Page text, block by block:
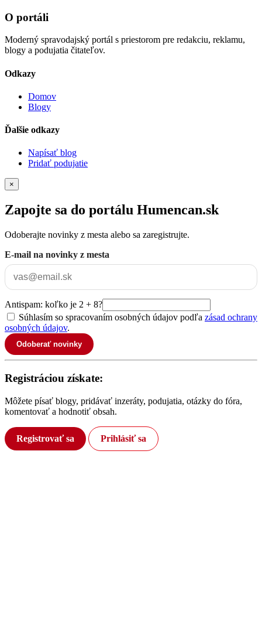
O portáli
Moderný spravodajský portál s priestorom pre redakciu, reklamu,
blogy a podujatia čitateľov.
Odkazy
Domov
Blogy
Ďalšie odkazy
Napísať blog
Pridať podujatie
×
Zapojte sa do portálu Humencan.sk
Odoberajte novinky z mesta alebo sa zaregistrujte.
E-mail na novinky z mesta
Antispam: koľko je 2 + 8?
Súhlasím so spracovaním osobných údajov podľa zásad ochrany
osobných údajov.
Odoberať novinky
Registráciou získate:
Môžete písať blogy, pridávať inzeráty, podujatia, otázky do fóra,
komentovať a hodnotiť obsah.
Registrovať sa Prihlásiť sa